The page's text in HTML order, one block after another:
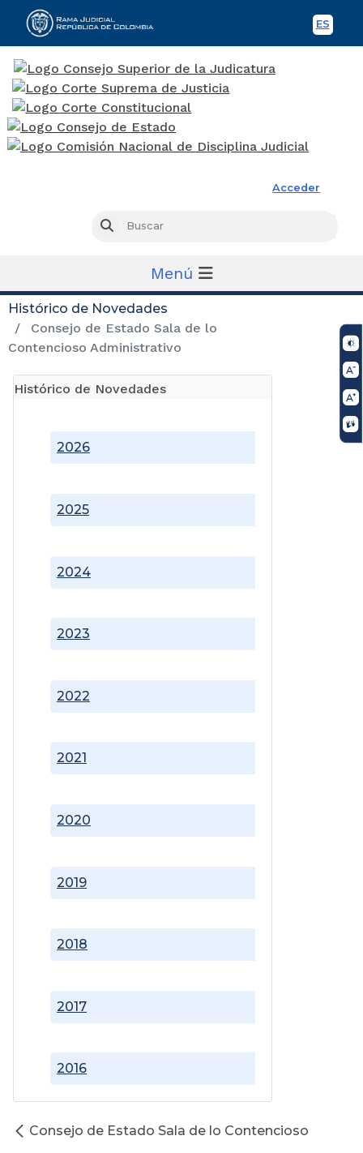
ES
Acceder
Buscar
Menú
Histórico de Novedades
Consejo de Estado Sala de lo
Contencioso Administrativo
Histórico de Novedades
2016
2017
2018
2019
2020
2021
2022
2023
2024
2025
2026
Consejo de Estado Sala de lo Contencioso